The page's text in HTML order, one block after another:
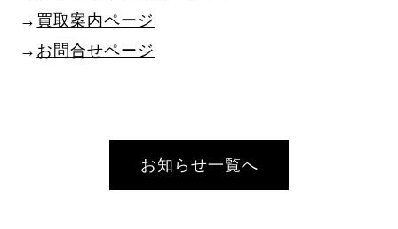
→ 買取案内ページ
→ お問合せページ
お知らせ一覧へ